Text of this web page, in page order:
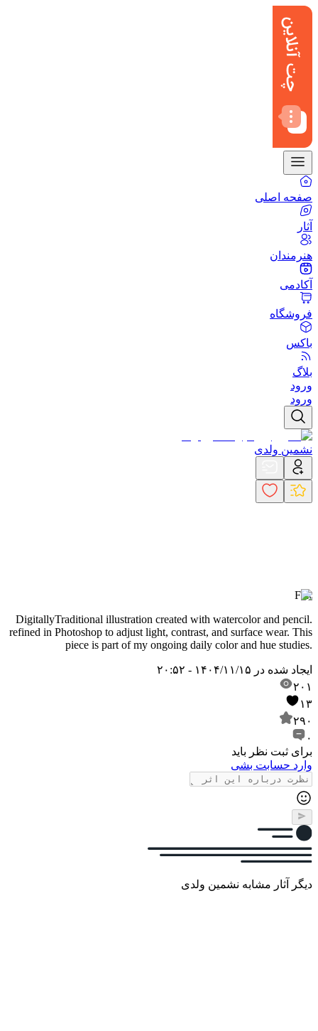
صفحه اصلی
آثار
هنرمندان
آکادمی
فروشگاه
باکس
بلاگ
ورود
ورود
نشمین ولدی
Fox
Traditional illustration created with watercolor and pencil.
Digitally
refined in Photoshop to adjust light, contrast, and surface wear. This
piece is part of my ongoing daily color and hue studies.
ایجاد شده در ۱۴۰۴/۱۱/۱۵ - ۲۰:۵۲
۲۰۱
۱۳
۲۹۰
۰
برای ثبت نظر باید
وارد حسابت بشی
دیگر آثار مشابه نشمین ولدی